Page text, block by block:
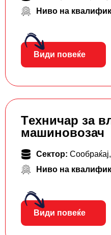
Ниво на
Види повеќе
Tехничар за
машиновозач
Сектор:
Ниво на
Види повеќе